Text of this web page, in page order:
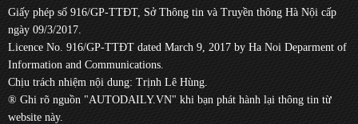
Giấy phép số 916/GP-TTĐT, Sở Thông tin và Truyền thông Hà Nội cấp
ngày 09/3/2017.
Licence No. 916/GP-TTĐT dated March 9, 2017 by Ha Noi Deparment of
Information and Communications.
Chịu trách nhiệm nội dung: Trịnh Lê Hùng.
® Ghi rõ nguồn "AUTODAILY.VN" khi bạn phát hành lại thông tin từ
website này.